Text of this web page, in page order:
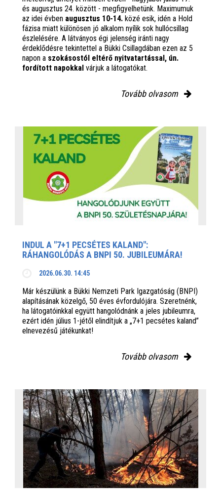
és augusztus 24. között - megfigyelhetünk. Maximumuk
az idei évben augusztus 10-14. közé esik, idén a Hold
fázisa miatt különösen jó alkalom nyílik sok hullócsillag
észlelésére. A látványos égi jelenség iránti nagy
érdeklődésre tekintettel a Bükki Csillagdában ezen az 5
napon a szokásostól eltérő nyitvatartással, ún.
fordított napokkal várjuk a látogatókat.
Tovább olvasom
INDUL A "7+1 PECSÉTES KALAND":
RÁHANGOLÓDÁS A BNPI 50. JUBILEUMÁRA!
2026.06.30. 14:45
Már készülünk a Bükki Nemzeti Park Igazgatóság (BNPI)
alapításának közelgő, 50 éves évfordulójára. Szeretnénk,
ha látogatóinkkal együtt hangolódnánk a jeles jubileumra,
ezért idén július 1-jétől elindítjuk a „7+1 pecsétes kaland”
elnevezésű játékunkat!
Tovább olvasom